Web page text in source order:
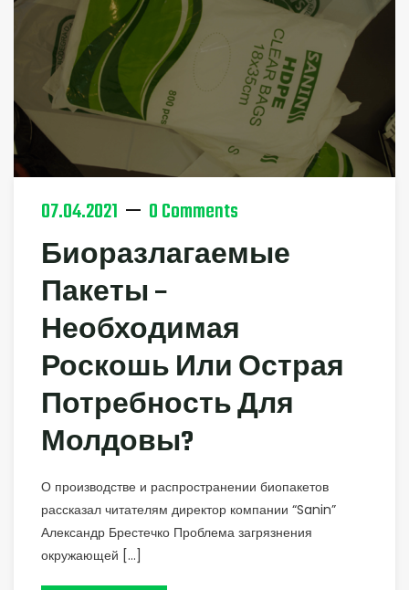
07.04.2021 0 Comments
Биоразлагаемые
Пакеты –
Необходимая
Роскошь Или Острая
Потребность Для
Молдовы?
О производстве и распространении биопакетов
рассказал читателям директор компании “Sanin”
Александр Брестечко Проблема загрязнения
окружающей […]